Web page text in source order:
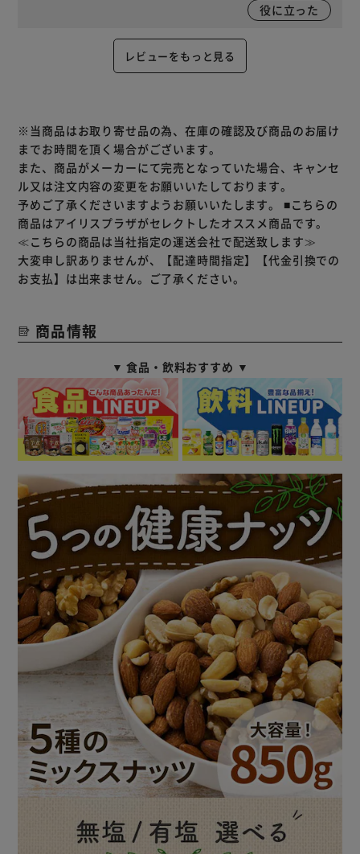
役に立った
レビューをもっと見る
※当商品はお取り寄せ品の為、在庫の確認及び商品のお届け
までお時間を頂く場合がございます。
また、商品がメーカーにて完売となっていた場合、キャンセ
ル又は注文内容の変更をお願いいたしております。
予めご了承くださいますようお願いいたします。 ■こちらの
商品はアイリスプラザがセレクトしたオススメ商品です。
≪こちらの商品は当社指定の運送会社で配送致します≫
大変申し訳ありませんが、【配達時間指定】【代金引換での
お支払】は出来ません。ご了承ください。
商品情報
▼ 食品・飲料おすすめ ▼